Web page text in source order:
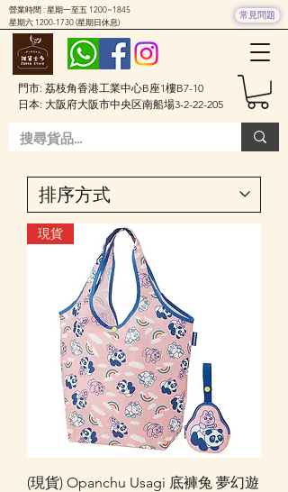
門市: 荔枝角香港工業中心B座1樓B7-10
日本: 大阪府大阪市中央区南船場3-2-22-205
營業時間 : 星期一至五 1200~1845
星期六 1200-1730(星期日休息)
常見問題
現貨
(現貨) Opanchu Usagi 底褲兔 夢幻遊